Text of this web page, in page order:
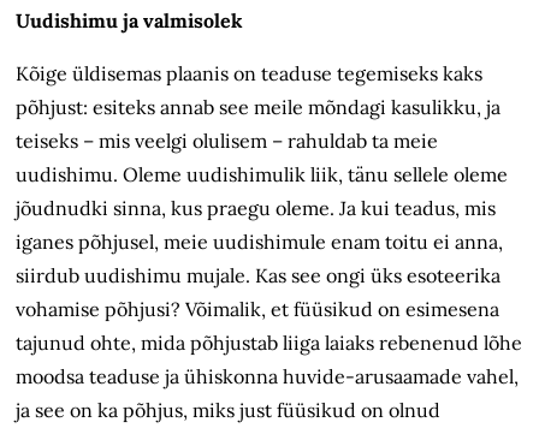
Uudishimu ja valmisolek
Kõige üldisemas plaanis on teaduse tegemiseks kaks
põhjust: esiteks annab see meile mõndagi kasulikku, ja
teiseks – mis veelgi olulisem – rahuldab ta meie
uudishimu. Oleme uudishimulik liik, tänu sellele oleme
jõudnudki sinna, kus praegu oleme. Ja kui teadus, mis
iganes põhjusel, meie uudishimule enam toitu ei anna,
siirdub uudishimu mujale. Kas see ongi üks esoteerika
vohamise põhjusi? Võimalik, et füüsikud on esimesena
tajunud ohte, mida põhjustab liiga laiaks rebenenud lõhe
moodsa teaduse ja ühiskonna huvide-arusaamade vahel,
ja see on ka põhjus, miks just füüsikud on olnud